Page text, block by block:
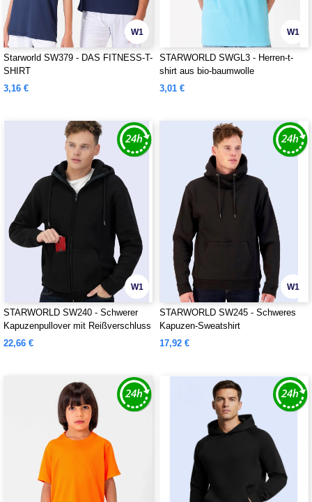
W1
Starworld SW379 - DAS FITNESS-T-
SHIRT
3,16 €
W1
STARWORLD SWGL3 - Herren-t-
shirt aus bio-baumwolle
3,01 €
W1
STARWORLD SW240 - Schwerer
Kapuzenpullover mit Reißverschluss
22,66 €
W1
STARWORLD SW245 - Schweres
Kapuzen-Sweatshirt
17,92 €